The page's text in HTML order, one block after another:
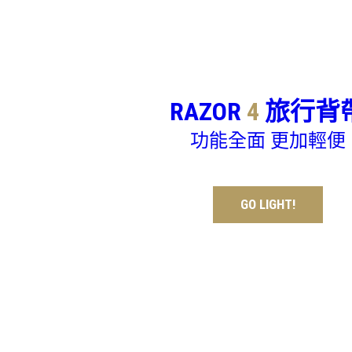
RAZOR 4 旅行背
功能全面 更加輕便
GO LIGHT!